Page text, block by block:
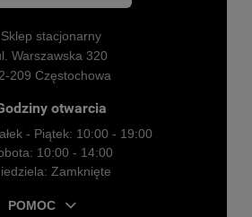
Sklep stacjonarny
Warszawska 320
209 Częstochowa
otwarcia
- Piątek: 10:00 - 19:00
10:00 - 14:00
Zamknięte
POMOC